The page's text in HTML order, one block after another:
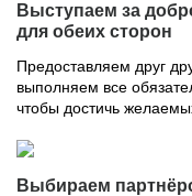
Выступаем за
для обеих сторон
Предоставляем друг
выполняем все
чтобы достичь
Выбираем